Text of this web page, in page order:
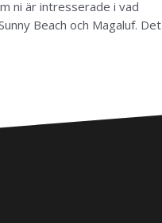
ni är intresserade i vad
Beach och Magaluf. Det